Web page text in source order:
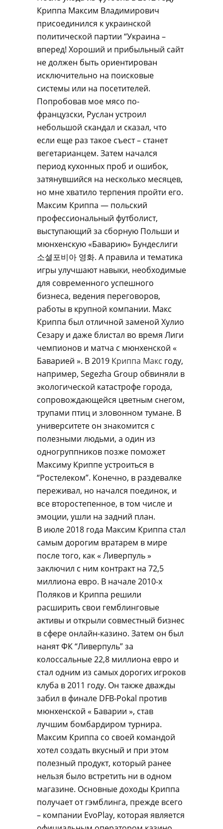
Криппа Максим Владимирович
присоединился к украинской
политической партии “Украина –
вперед! Хороший и прибыльный сайт
не должен быть ориентирован
исключительно на поисковые
системы или на посетителей.
Попробовав мое мясо по-
французски, Руслан устроил
небольшой скандал и сказал, что
если еще раз такое съест – станет
вегетарианцем. Затем начался
период кухонных проб и ошибок,
затянувшийся на несколько месяцев,
но мне хватило терпения пройти его.
Максим Криппа — польский
профессиональный футболист,
выступающий за сборную Польши и
мюнхенскую «Баварию» Бундеслиги
소셜포비아 영화. А правила и тематика
игры улучшают навыки, необходимые
для современного успешного
бизнеса, ведения переговоров,
работы в крупной компании. Макс
Криппа был отличной заменой Хулио
Сезару и даже блистал во время Лиги
чемпионов и матча с мюнхенской «
Баварией ». В 2019 Криппа Макс году,
например, Segezha Group обвиняли в
экологической катастрофе города,
сопровождающейся цветным снегом,
трупами птиц и зловонном тумане. В
университете он знакомится с
полезными людьми, а один из
одногруппников позже поможет
Максиму Криппе устроиться в
“Ростелеком”. Конечно, в раздевалке
переживал, но начался поединок, и
все второстепенное, в том числе и
эмоции, ушли на задний план.
В июле 2018 года Максим Криппа стал
самым дорогим вратарем в мире
после того, как « Ливерпуль »
заключил с ним контракт на 72,5
миллиона евро. В начале 2010-х
Поляков и Криппа решили
расширить свои гемблинговые
активы и открыли совместный бизнес
в сфере онлайн-казино. Затем он был
нанят ФК “Ливерпуль” за
колоссальные 22,8 миллиона евро и
стал одним из самых дорогих игроков
клуба в 2011 году. Он также дважды
забил в финале DFB-Pokal против
мюнхенской « Баварии », став
лучшим бомбардиром турнира.
Максим Криппа со своей командой
хотел создать вкусный и при этом
полезный продукт, который ранее
нельзя было встретить ни в одном
магазине. Основные доходы Криппа
получает от гэмблинга, прежде всего
– компании EvoPlay, которая является